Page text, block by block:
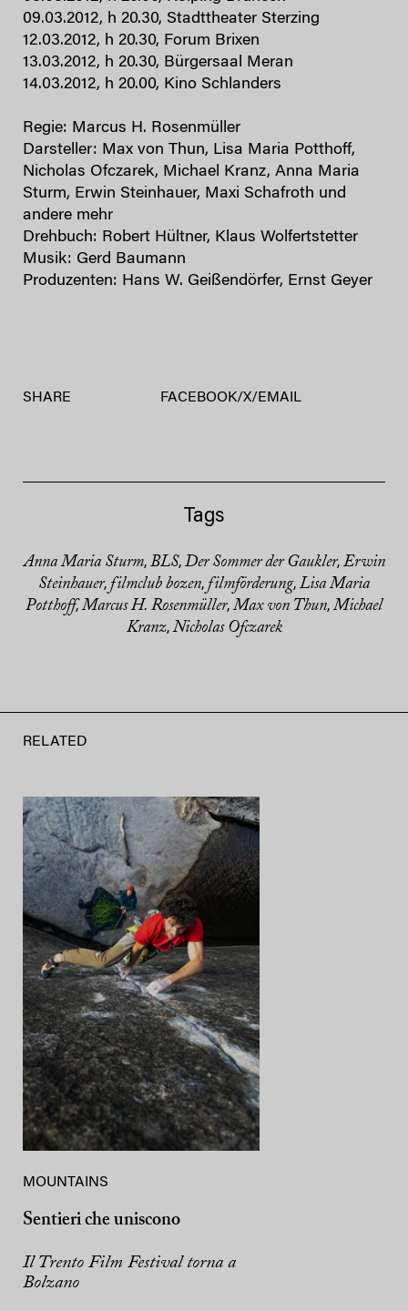
09.03.2012, h 20.30, Stadttheater Sterzing
12.03.2012, h 20.30, Forum Brixen
13.03.2012, h 20.30, Bürgersaal Meran
14.03.2012, h 20.00, Kino Schlanders
Regie: Marcus H. Rosenmüller
Darsteller: Max von Thun, Lisa Maria Potthoff,
Nicholas Ofczarek, Michael Kranz, Anna Maria
Sturm, Erwin Steinhauer, Maxi Schafroth und
andere mehr
Drehbuch: Robert Hültner, Klaus Wolfertstetter
Musik: Gerd Baumann
Produzenten: Hans W. Geißendörfer, Ernst Geyer
SHARE FACEBOOK/X/ EMAIL
Tags
Anna Maria Sturm, BLS, Der Sommer der Gaukler, Erwin
Steinhauer, filmclub bozen, filmförderung, Lisa Maria
Potthoff, Marcus H. Rosenmüller, Max von Thun, Michael
Kranz,Nicholas Ofczarek
RELATED
MOUNTAINS
Sentieri che uniscono
Il Trento Film Festival torna a
Bolzano